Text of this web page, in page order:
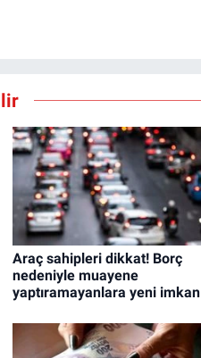
Araç sahipleri dikkat! Borç
nedeniyle muayene
yaptıramayanlara yeni imkan